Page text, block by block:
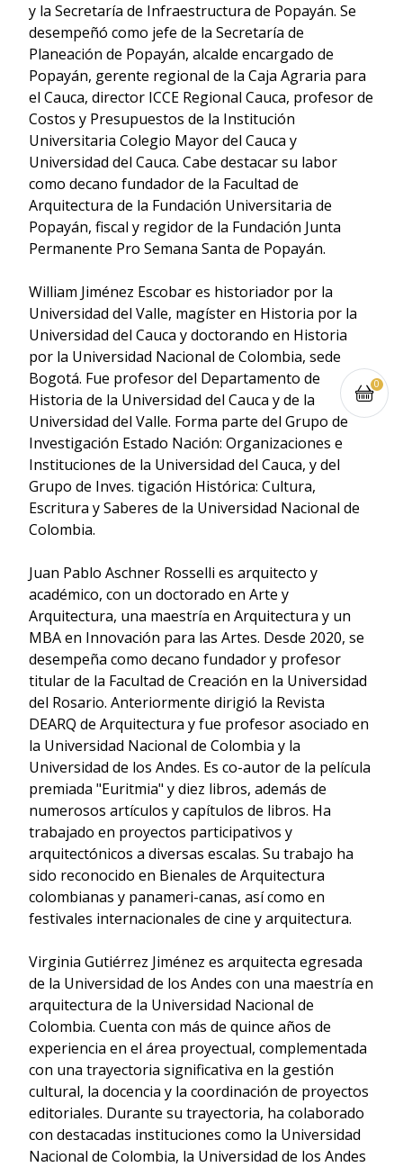
0
y la Secretaría de Infraestructura de Popayán. Se
desempeñó como jefe de la Secretaría de
Planeación de Popayán, alcalde encargado de
Popayán, gerente regional de la Caja Agraria para
el Cauca, director ICCE Regional Cauca, profesor de
Costos y Presupuestos de la Institución
Universitaria Colegio Mayor del Cauca y
Universidad del Cauca. Cabe destacar su labor
como decano fundador de la Facultad de
Arquitectura de la Fundación Universitaria de
Popayán, fiscal y regidor de la Fundación Junta
Permanente Pro Semana Santa de Popayán.
William Jiménez Escobar es historiador por la
Universidad del Valle, magíster en Historia por la
Universidad del Cauca y doctorando en Historia
por la Universidad Nacional de Colombia, sede
Bogotá. Fue profesor del Departamento de
Historia de la Universidad del Cauca y de la
Universidad del Valle. Forma parte del Grupo de
Investigación Estado Nación: Organizaciones e
Instituciones de la Universidad del Cauca, y del
Grupo de Inves. tigación Histórica: Cultura,
Escritura y Saberes de la Universidad Nacional de
Colombia.
Juan Pablo Aschner Rosselli es arquitecto y
académico, con un doctorado en Arte y
Arquitectura, una maestría en Arquitectura y un
MBA en Innovación para las Artes. Desde 2020, se
desempeña como decano fundador y profesor
titular de la Facultad de Creación en la Universidad
del Rosario. Anteriormente dirigió la Revista
DEARQ de Arquitectura y fue profesor asociado en
la Universidad Nacional de Colombia y la
Universidad de los Andes. Es co-autor de la película
premiada "Euritmia" y diez libros, además de
numerosos artículos y capítulos de libros. Ha
trabajado en proyectos participativos y
arquitectónicos a diversas escalas. Su trabajo ha
sido reconocido en Bienales de Arquitectura
colombianas y panameri-canas, así como en
festivales internacionales de cine y arquitectura.
Virginia Gutiérrez Jiménez es arquitecta egresada
de la Universidad de los Andes con una maestría en
arquitectura de la Universidad Nacional de
Colombia. Cuenta con más de quince años de
experiencia en el área proyectual, complementada
con una trayectoria significativa en la gestión
cultural, la docencia y la coordinación de proyectos
editoriales. Durante su trayectoria, ha colaborado
con destacadas instituciones como la Universidad
Nacional de Colombia, la Universidad de los Andes